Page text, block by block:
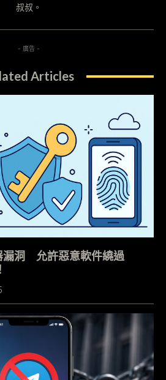
叔叔。
- 廣告 -
Articles
洞 允許惡意軟件繞過